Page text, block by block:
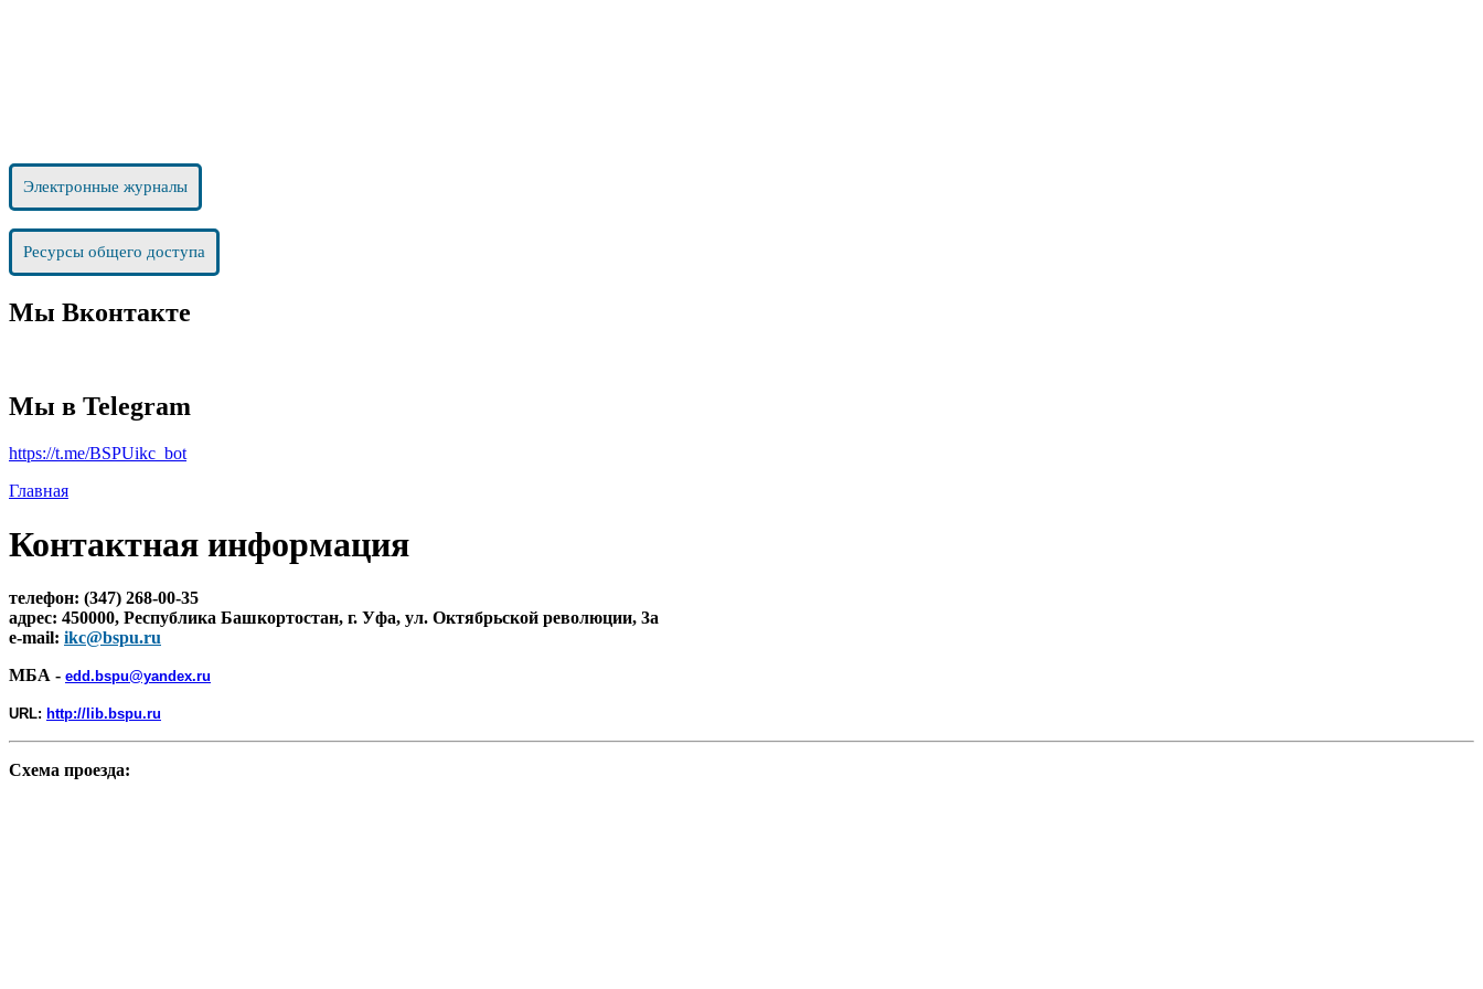
Электронные журналы
Ресурсы общего доступа
Мы Вконтакте
Мы в Telegram
https://t.me/BSPUikc_bot
Главная
Контактная информация
телефон: (347) 268-00-35
адрес: 450000, Республика Башкортостан, г. Уфа, ул. Октябрьской революции, 3а
e-mail: ikc@bspu.ru
МБА - edd.bspu@yandex.ru
URL: http://lib.bspu.ru
Схема проезда: